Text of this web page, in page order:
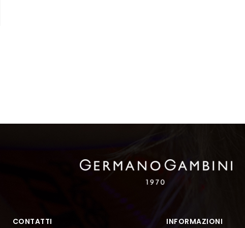
CONTATTI INFORMAZIONI